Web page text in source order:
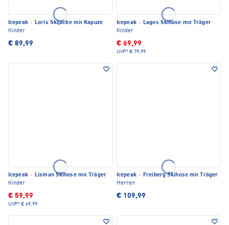
Icepeak · Loris Skijacke mit Kapuze
Kinder
€ 89,99
Icepeak · Lagos Skihose mit Träger
Kinder
€ 69,99
UVP* € 79,99
Icepeak · Lisman Skihose mit Träger
Kinder
€ 59,99
UVP* € 69,99
Icepeak · Freiberg Skihose mit Träger
Herren
€ 109,99